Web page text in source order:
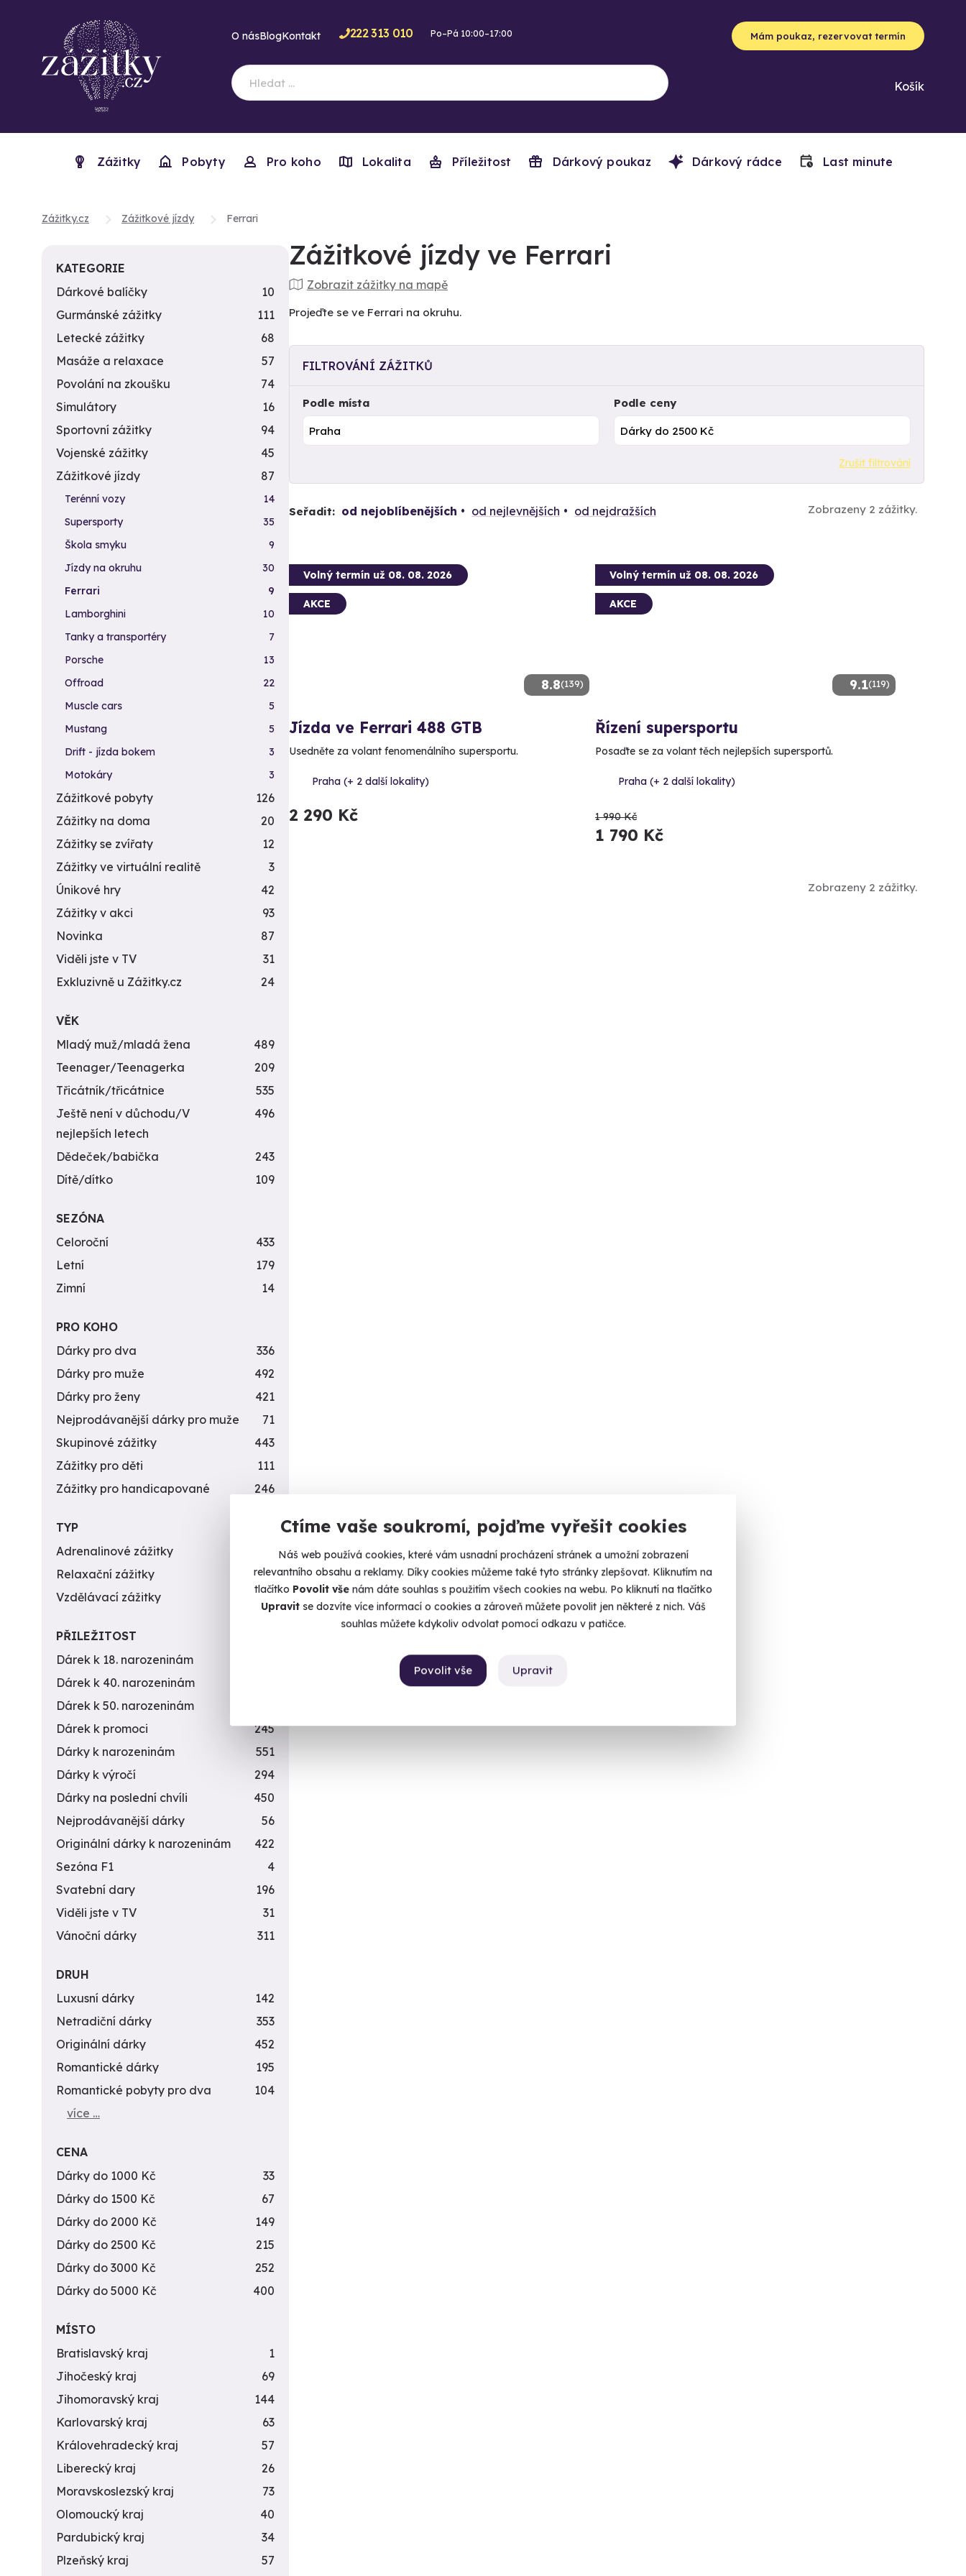
Ctíme vaše soukromí, pojďme vyřešit cookies
Náš web používá cookies, které vám usnadní procházení stránek a umožní zobrazení
relevantního obsahu a reklamy. Díky cookies můžeme také tyto stránky zlepšovat. Kliknutím na
tlačítko Povolit vše nám dáte souhlas s použitím všech cookies na webu. Po kliknutí na tlačítko
Upravitse dozvíte více informací o cookies a zároveň můžete povolit jen některé z nich. Váš
souhlas můžete kdykoliv odvolat pomocí odkazu v patičce.
Upravit
Povolit vše
O násBlogKontakt 222 313 010 Po–Pá 10:00–17:00 Mám poukaz, rezervovat termín
Košík
Zážitky Pobyty Pro koho Lokalita Příležitost Dárkový poukaz Dárkový rádce Last minute
Zážitky.cz Zážitkové jízdy Ferrari
Zážitkové jízdy ve Ferrari
Zobrazit zážitky na mapě
Projeďte se ve Ferrari na okruhu.
FILTROVÁNÍ ZÁŽITKŮ
Podle místa Podle ceny
Zrušit filtrování
Seřadit: od nejoblíbenějších od nejlevnějších od nejdražších Zobrazeny 2 zážitky.
8.8(139)
Volný termín už 08. 08. 2026
AKCE
Jízda ve Ferrari 488 GTB
Usedněte za volant fenomenálního supersportu.
Praha (+ 2 další lokality)
2 290 Kč
9.1(119)
Volný termín už 08. 08. 2026
AKCE
Řízení supersportu
Posaďte se za volant těch nejlepších supersportů.
Praha (+ 2 další lokality)
1 990 Kč
1 790 Kč
Zobrazeny 2 zážitky.
KATEGORIE
Dárkové balíčky
10
Gurmánské zážitky
111
Letecké zážitky
68
Masáže a relaxace
57
Povolání na zkoušku
74
Simulátory
16
Sportovní zážitky
94
Vojenské zážitky
45
Zážitkové jízdy
87
Terénní vozy
14
Supersporty
35
Škola smyku
9
Jízdy na okruhu
30
Ferrari
9
Lamborghini
10
Tanky a transportéry
7
Porsche
13
Offroad
22
Muscle cars
5
Mustang
5
Drift - jízda bokem
3
Motokáry
3
Zážitkové pobyty
126
Zážitky na doma
20
Zážitky se zvířaty
12
Zážitky ve virtuální realitě
3
Únikové hry
42
Zážitky v akci
93
Novinka
87
Viděli jste v TV
31
Exkluzivně u Zážitky.cz
24
VĚK
Mladý muž/mladá žena
489
Teenager/Teenagerka
209
Třicátník/třicátnice
535
Ještě není v důchodu/V
nejlepších letech
496
Dědeček/babička
243
Dítě/dítko
109
SEZÓNA
Celoroční
433
Letní
179
Zimní
14
PRO KOHO
Dárky pro dva
336
Dárky pro muže
492
Dárky pro ženy
421
Nejprodávanější dárky pro muže
71
Skupinové zážitky
443
Zážitky pro děti
111
Zážitky pro handicapované
246
TYP
Adrenalinové zážitky
Relaxační zážitky
162
Vzdělávací zážitky
151
PŘILEŽITOST
Dárek k 18. narozeninám
Dárek k 40. narozeninám
Dárek k 50. narozeninám
Dárek k promoci
245
Dárky k narozeninám
551
Dárky k výročí
294
Dárky na poslední chvíli
450
Nejprodávanější dárky
56
Originální dárky k narozeninám
422
Sezóna F1
4
Svatební dary
196
Viděli jste v TV
31
Vánoční dárky
311
DRUH
Luxusní dárky
142
Netradiční dárky
353
Originální dárky
452
Romantické dárky
195
Romantické pobyty pro dva
104
více …
CENA
Dárky do 1000 Kč
33
Dárky do 1500 Kč
67
Dárky do 2000 Kč
149
Dárky do 2500 Kč
215
Dárky do 3000 Kč
252
Dárky do 5000 Kč
400
MÍSTO
Bratislavský kraj
1
Jihočeský kraj
69
Jihomoravský kraj
144
Karlovarský kraj
63
Královehradecký kraj
57
Liberecký kraj
26
Moravskoslezský kraj
73
Olomoucký kraj
40
Pardubický kraj
34
Plzeňský kraj
57